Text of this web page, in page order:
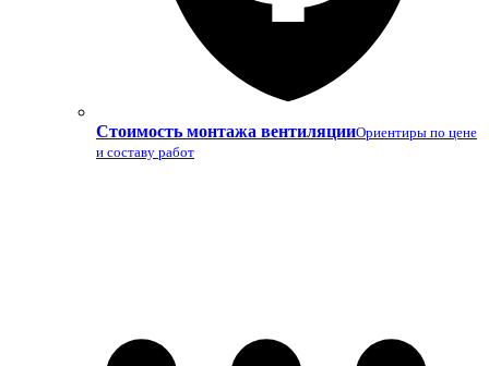
Стоимость монтажа вентиляцииОриентиры по цене
и составу работ